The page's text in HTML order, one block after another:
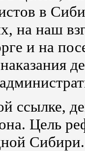
в
на наш
и на
ссылке,
Цель
Сибири.